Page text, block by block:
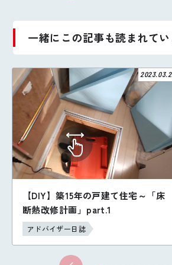
一緒にこの記事も読まれて
【DIY】築15年の戸建て住宅～「床
断熱改修計画」part.1
アドバイザー日誌